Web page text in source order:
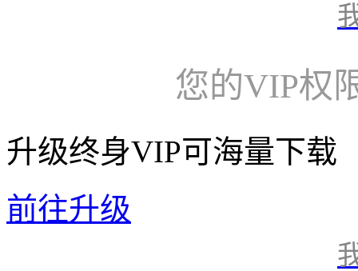
您的VIP权
升级终身VIP可海量下载
前往升级